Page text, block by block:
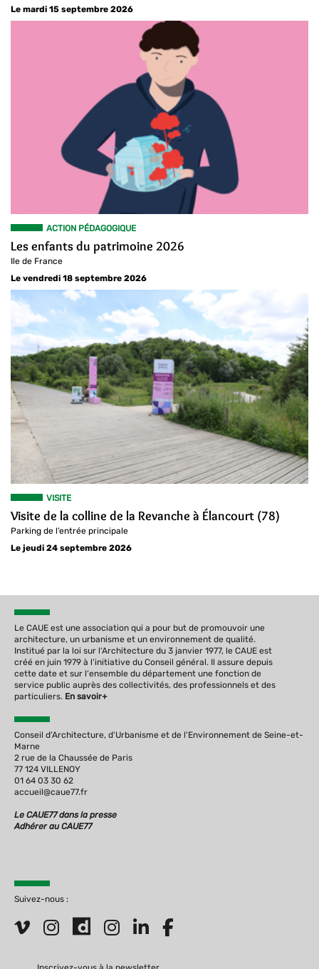
Le mardi 15 septembre 2026
ACTION PÉDAGOGIQUE
Les enfants du patrimoine 2026
Ile de France
Le vendredi 18 septembre 2026
VISITE
Visite de la colline de la Revanche à Élancourt (78)
Parking de l’entrée principale
Le jeudi 24 septembre 2026
Le CAUE est une association qui a pour but de promouvoir une
architecture, un urbanisme et un environnement de qualité.
Institué par la loi sur l‘Architecture du 3 janvier 1977, le CAUE est
créé en juin 1979 à l‘initiative du Conseil général. Il assure depuis
cette date et sur l‘ensemble du département une fonction de
service public auprès des collectivités, des professionnels et des
particuliers. En savoir+
Conseil d'Architecture, d'Urbanisme et de l'Environnement de Seine-et-
Marne
2 rue de la Chaussée de Paris
77 124 VILLENOY
01 64 03 30 62
accueil@caue77.fr
Le CAUE77 dans la presse
Adhérer au CAUE77
Suivez-nous :